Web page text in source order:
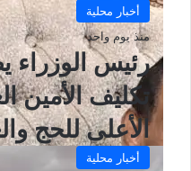
أخبار محلية
منذ يوم واحد
رئيس الوزراء
تكليف الأمين
الأعلى للحج
أخبار محلية